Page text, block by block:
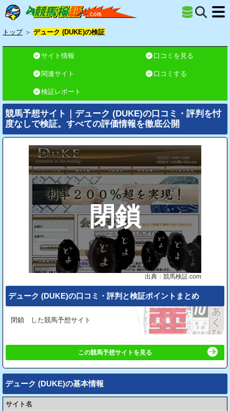
トップ ＞ デューク (DUKE)の検証
サイト情報 口コミを見る
関連サイト 口コミする
検証レポート
競馬予想サイト｜デューク (DUKE)の口コミ・評判を忖
度なしで検証。すべての評価情報を徹底公開
閉鎖
出典：競馬検証.com
デューク (DUKE)の⼝コミ・評判と検証ポイントまとめ
閉鎖 した競馬予想サイト
この競馬予想サイトを見る
デューク (DUKE)の基本情報
サイト名